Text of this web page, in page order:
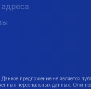
предложение не является
персональных данных. Они